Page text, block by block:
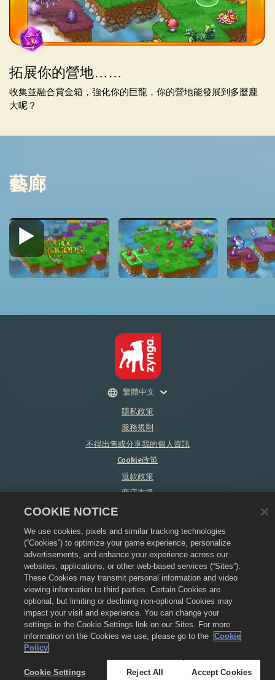
拓展你的營地……
收集並融合賞金箱，強化你的巨龍，你的營地能發展到多麼龐
大呢？
藝廊
隱私政策
服務規則
不得出售或分享我的個人資訊
Cookie政策
退款政策
商店支援
2026Zynga, Inc. Merge Dragons!（萌龍進化論）以及 Merge Dragons! 的標
示是 Zynga, Inc. 的註冊商標。版權所有。萌龍進化論商店由 Zynga, Inc. 營運。商
品僅供萌龍進化論遊戲中使用。提供的商品與價格隨地區而異。
繁體中文
COOKIE NOTICE
We use cookies, pixels and similar tracking technologies
(“Cookies”) to optimize your game experience, personalize
advertisements, and enhance your experience across our
websites, applications, or other web-based services (“Sites”).
These Cookies may transmit personal information and video
viewing information to third parties. Certain Cookies are
optional, but limiting or declining non-optional Cookies may
impact your visit and experience. You can change your
settings in the Cookie Settings link on our Sites. For more
information on the Cookies we use, please go to the
Cookie
Policy
Cookie Settings Reject All Accept Cookies